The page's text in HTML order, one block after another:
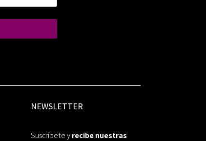
NEWSLETTER
Suscríbete yrecibe nuestras